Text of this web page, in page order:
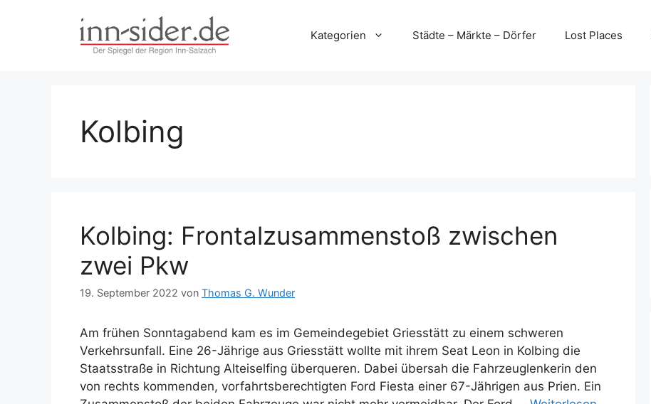
Kategorien Städte – Märkte – Dörfer Lost Places
Kolbing
Kolbing: Frontalzusammenstoß zwischen
zwei Pkw
19. September 2022 von Thomas G. Wunder
Am frühen Sonntagabend kam es im Gemeindegebiet Griesstätt zu einem schweren
Verkehrsunfall. Eine 26-Jährige aus Griesstätt wollte mit ihrem Seat Leon in Kolbing die
Staatsstraße in Richtung Alteiselfing überqueren. Dabei übersah die Fahrzeuglenkerin den
von rechts kommenden, vorfahrtsberechtigten Ford Fiesta einer 67-Jährigen aus Prien. Ein